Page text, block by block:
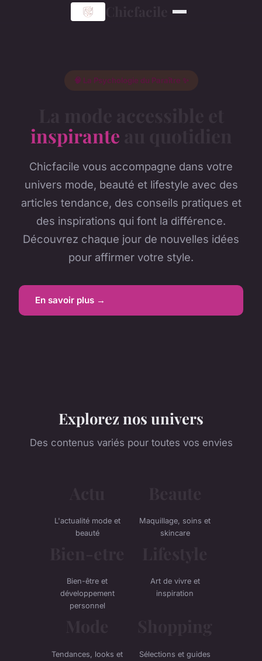
🧠 La Psychologie du Paraître ✨
inspirante
Chicfacile vous accompagne dans votre
univers mode, beauté et lifestyle avec des
articles tendance, des conseils pratiques et
des inspirations qui font la différence.
Découvrez chaque jour de nouvelles idées
pour affirmer votre style.
En savoir plus →
Explorez nos univers
Des contenus variés pour toutes vos envies
L'actualité mode et
beauté
Maquillage, soins et
skincare
Bien-être et
développement
personnel
Art de vivre et
inspiration
Tendances, looks et
Sélections et guides